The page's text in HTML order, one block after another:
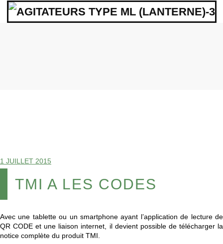
1 JUILLET 2015
TMI A LES CODES
Avec une tablette ou un smartphone ayant l’application de lecture de
QR CODE et une liaison internet, il devient possible de télécharger la
notice complète du produit TMI.